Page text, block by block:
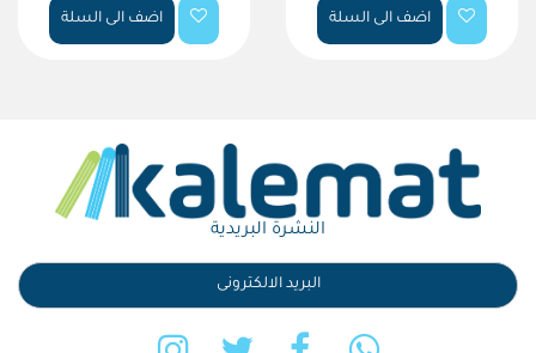
اضف الى السلة اضف الى السلة
النشرة البريدية